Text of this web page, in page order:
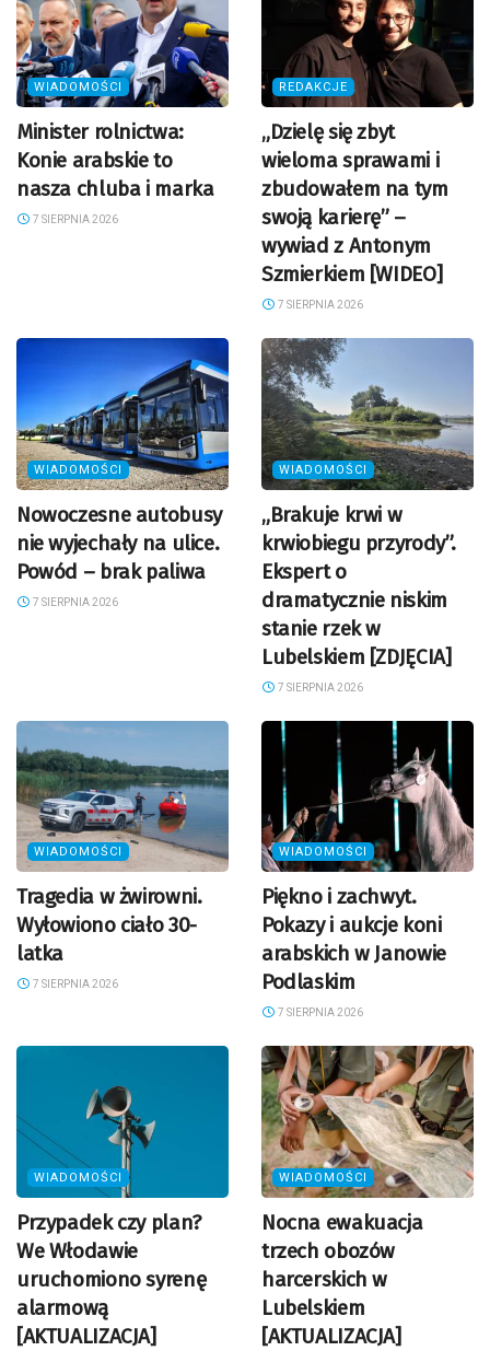
WIADOMOŚCI
Minister rolnictwa:
Konie arabskie to
nasza chluba i marka
7 SIERPNIA 2026
REDAKCJE
„Dzielę się zbyt
wieloma sprawami i
zbudowałem na tym
swoją karierę” –
wywiad z Antonym
Szmierkiem [WIDEO]
7 SIERPNIA 2026
WIADOMOŚCI
Nowoczesne autobusy
nie wyjechały na ulice.
Powód – brak paliwa
7 SIERPNIA 2026
WIADOMOŚCI
„Brakuje krwi w
krwiobiegu przyrody”.
Ekspert o
dramatycznie niskim
stanie rzek w
Lubelskiem [ZDJĘCIA]
7 SIERPNIA 2026
WIADOMOŚCI
Tragedia w żwirowni.
Wyłowiono ciało 30-
latka
7 SIERPNIA 2026
WIADOMOŚCI
Piękno i zachwyt.
Pokazy i aukcje koni
arabskich w Janowie
Podlaskim
7 SIERPNIA 2026
WIADOMOŚCI
Przypadek czy plan?
We Włodawie
uruchomiono syrenę
alarmową
[AKTUALIZACJA]
WIADOMOŚCI
Nocna ewakuacja
trzech obozów
harcerskich w
Lubelskiem
[AKTUALIZACJA]